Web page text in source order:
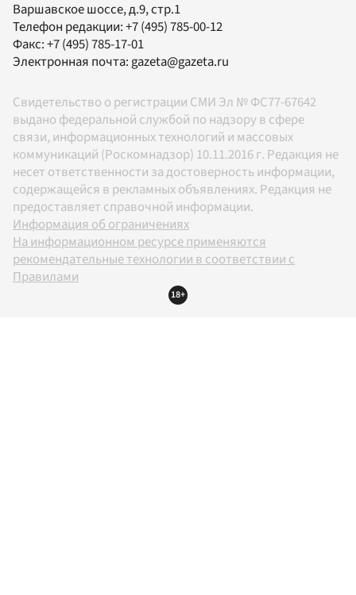
Варшавское шоссе, д.9, стр.1
Телефон редакции:+7 (495) 785-00-12
Факс:+7 (495) 785-17-01
Электронная почта:gazeta@gazeta.ru
Свидетельство о регистрации СМИ Эл № ФС77-67642
выдано федеральной службой по надзору в сфере
связи, информационных технологий и массовых
коммуникаций (Роскомнадзор) 10.11.2016 г. Редакция не
несет ответственности за достоверность информации,
содержащейся в рекламных объявлениях. Редакция не
предоставляет справочной информации.
Информация об ограничениях
На информационном ресурсе применяются
рекомендательные технологии в соответствии с
Правилами
18+